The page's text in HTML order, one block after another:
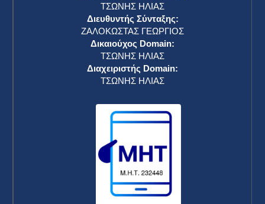
ΤΣΩΝΗΣ ΗΛΙΑΣ
Διευθυντής Σύνταξης:
ΖΑΛΟΚΩΣΤΑΣ ΓΕΩΡΓΙΟΣ
Δικαιούχος Domain:
ΤΣΩΝΗΣ ΗΛΙΑΣ
Διαχειριστής Domain:
ΤΣΩΝΗΣ ΗΛΙΑΣ